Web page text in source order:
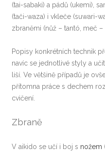
(tai-sabaki) a pádů (ukemi),
(tači-waza) i vkleče (suwari-
zbraněmi (nůž – tantó, meč –
Popisy konkrétních technik
navíc se jednotlivé styly a
liší. Ve většině případů je
přítomna práce s dechem
cvičení.
Zbraně
V aikido se učí i boj s nožem